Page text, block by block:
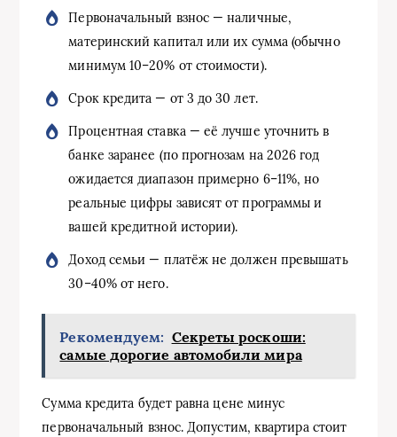
Первоначальный взнос — наличные,
материнский капитал или их сумма (обычно
минимум 10–20% от стоимости).
Срок кредита — от 3 до 30 лет.
Процентная ставка — её лучше уточнить в
банке заранее (по прогнозам на 2026 год
ожидается диапазон примерно 6–11%, но
реальные цифры зависят от программы и
вашей кредитной истории).
Доход семьи — платёж не должен превышать
30–40% от него.
Рекомендуем: Секреты роскоши:
самые дорогие автомобили мира
Сумма кредита будет равна цене минус
первоначальный взнос. Допустим, квартира стоит